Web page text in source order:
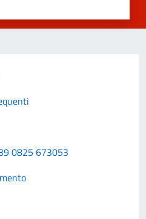
0825 673053